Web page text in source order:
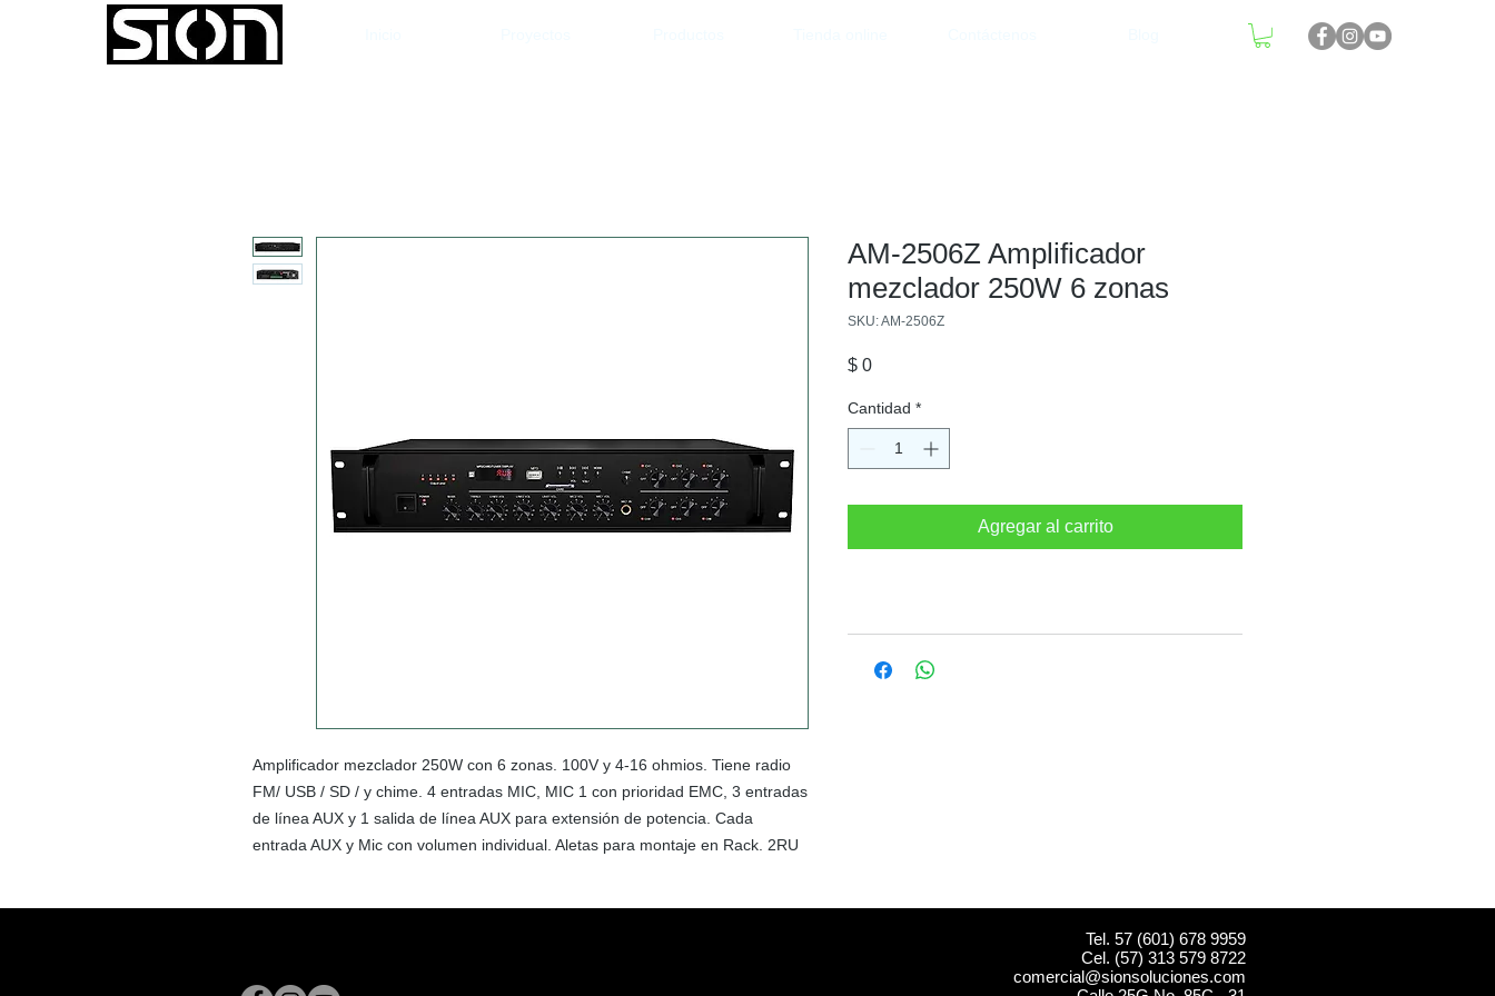
Amplificador mezclador 250W con 6 zonas. 100V y 4-16 ohmios. Tiene radio
FM/ USB / SD / y chime. 4 entradas MIC, MIC 1 con prioridad EMC, 3 entradas
de línea AUX y 1 salida de línea AUX para extensión de potencia. Cada
entrada AUX y Mic con volumen individual. Aletas para montaje en Rack. 2RU
AM-2506Z Amplificador
mezclador 250W 6 zonas
SKU: AM-2506Z
$ 0Precio
Cantidad *
Agregar al carrito
Tel. 57 (601) 678 9959
Cel. (57) 313 579 8722
comercial@sionsoluciones.com